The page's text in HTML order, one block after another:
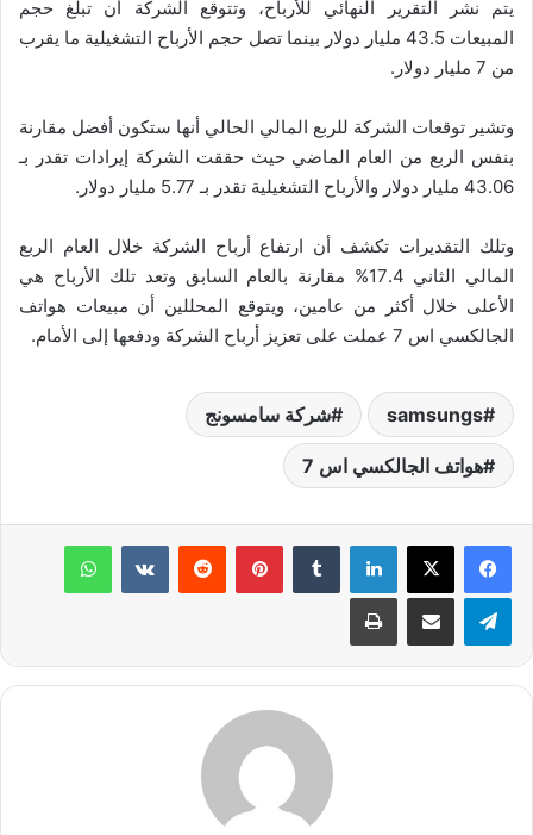
يتم نشر التقرير النهائي للأرباح، وتتوقع الشركة أن تبلغ حجم
المبيعات 43.5 مليار دولار بينما تصل حجم الأرباح التشغيلية ما يقرب
من 7 مليار دولار.
وتشير توقعات الشركة للربع المالي الحالي أنها ستكون أفضل مقارنة
بنفس الربع من العام الماضي حيث حققت الشركة إيرادات تقدر بـ
43.06 مليار دولار والأرباح التشغيلية تقدر بـ 5.77 مليار دولار.
وتلك التقديرات تكشف أن ارتفاع أرباح الشركة خلال العام الربع
المالي الثاني 17.4% مقارنة بالعام السابق وتعد تلك الأرباح هي
الأعلى خلال أكثر من عامين، ويتوقع المحللين أن مبيعات هواتف
الجالكسي اس 7 عملت على تعزيز أرباح الشركة ودفعها إلى الأمام.
samsungs شركة سامسونج
هواتف الجالكسي اس 7
لينكدإن بينتيريست